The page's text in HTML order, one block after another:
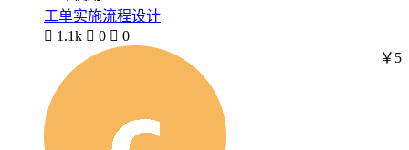
工单实施流程设计
 1.1k  0  0
￥5